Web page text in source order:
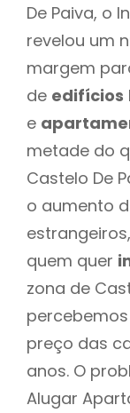
De Paiva, o
revelou um
margem
de edifícios
e
metade do
Castelo De
o aumento
quem quer
zona de
preço das
anos. O
Alugar